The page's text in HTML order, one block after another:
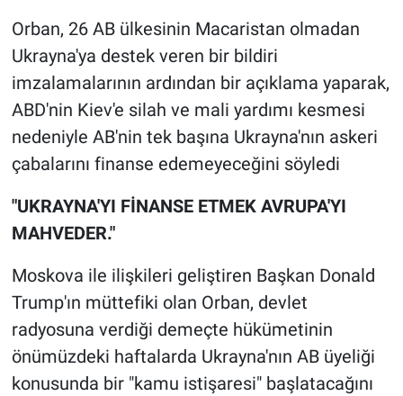
Orban, 26 AB ülkesinin Macaristan olmadan
Ukrayna'ya destek veren bir bildiri
imzalamalarının ardından bir açıklama yaparak,
ABD'nin Kiev'e silah ve mali yardımı kesmesi
nedeniyle AB'nin tek başına Ukrayna'nın askeri
çabalarını finanse edemeyeceğini söyledi
"UKRAYNA'YI FİNANSE ETMEK AVRUPA'YI
MAHVEDER."
Moskova ile ilişkileri geliştiren Başkan Donald
Trump'ın müttefiki olan Orban, devlet
radyosuna verdiği demeçte hükümetinin
önümüzdeki haftalarda Ukrayna'nın AB üyeliği
konusunda bir "kamu istişaresi" başlatacağını
Kimdir
Kültür Sanat
Nedir
Popüler
Programlar
Sağlık